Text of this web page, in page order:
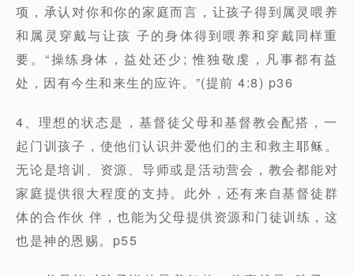
项，承认对你和你的家庭而言，让孩子得到属灵喂养
和属灵穿戴与让孩 子的身体得到喂养和穿戴同样重
要。“操练身体，益处还少; 惟独敬虔，凡事都有益
处，因有今生和来生的应许。”(提前 4:8) p36
4、理想的状态是，基督徒父母和基督教会配搭，一
起门训孩子，使他们认识并爱他们的主和救主耶稣。
无论是培训、资源、导师或是活动营会，教会都能对
家庭提供很大程度的支持。此外，还有来自基督徒群
体的合作伙 伴，也能为父母提供资源和门徒训练，这
也是神的恩赐。p55